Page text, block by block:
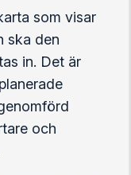
som visar
ska den
in. Det är
och